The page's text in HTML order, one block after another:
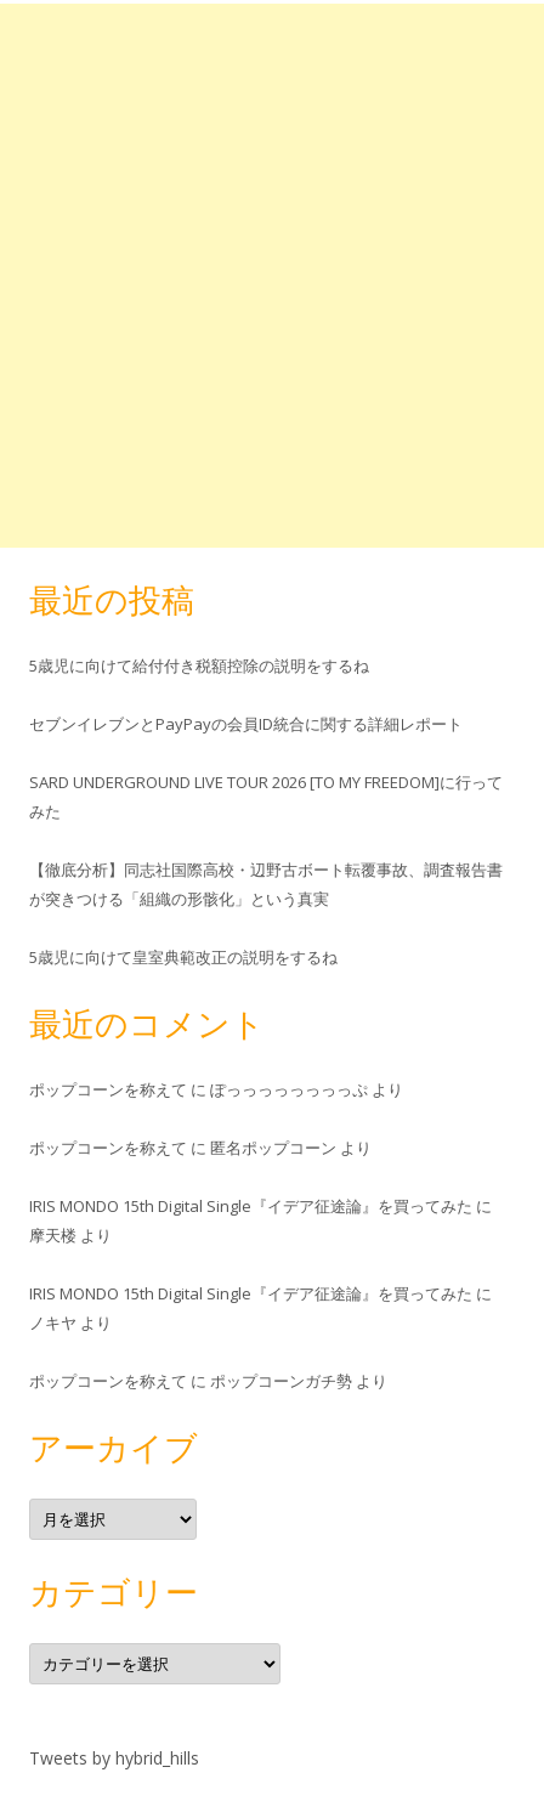
最近の投稿
5歳児に向けて給付付き税額控除の説明をするね
セブンイレブンとPayPayの会員ID統合に関する詳細レポート
SARD UNDERGROUND LIVE TOUR 2026 [TO MY FREEDOM]に行って
みた
【徹底分析】同志社国際高校・辺野古ボート転覆事故、調査報告書
が突きつける「組織の形骸化」という真実
5歳児に向けて皇室典範改正の説明をするね
最近のコメント
ポップコーンを称えて に ぽっっっっっっっっぷ より
ポップコーンを称えて に 匿名ポップコーン より
IRIS MONDO 15th Digital Single『イデア征途論』を買ってみた に
摩天楼 より
IRIS MONDO 15th Digital Single『イデア征途論』を買ってみた に
ノキヤ より
ポップコーンを称えて に ポップコーンガチ勢 より
アーカイブ
ア
ー
カ
カテゴリー
カ
テ
ゴ
Tweets by hybrid_hills